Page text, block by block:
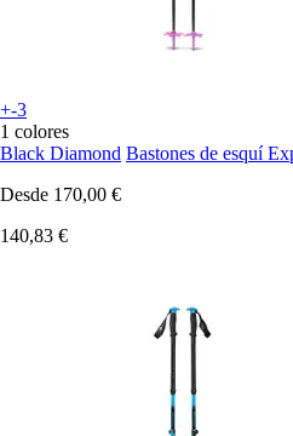
+-3
1 colores
Black Diamond Bastones de esquí
Desde 170,00 €
140,83 €